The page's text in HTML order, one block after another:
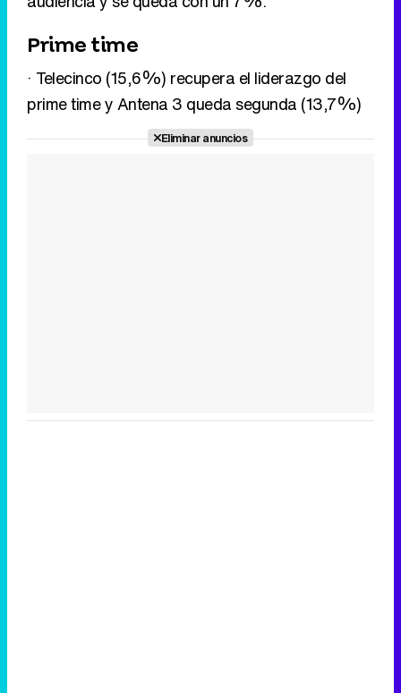
Prime time
· Telecinco (15,6%) recupera el liderazgo del
prime time y Antena 3 queda segunda (13,7%)
Eliminar anuncios